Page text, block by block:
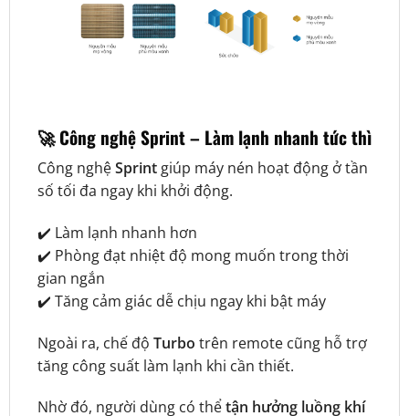
🚀 Công nghệ Sprint – Làm lạnh nhanh tức thì
Công nghệSprintgiúp máy nén hoạt động ở tần
số tối đa ngay khi khởi động.
✔️ Làm lạnh nhanh hơn
✔️ Phòng đạt nhiệt độ mong muốn trong thời
gian ngắn
✔️ Tăng cảm giác dễ chịu ngay khi bật máy
Ngoài ra, chế độ Turbo trên remote cũng hỗ trợ
tăng công suất làm lạnh khi cần thiết.
Nhờ đó, người dùng có thểtận hưởng luồng khí